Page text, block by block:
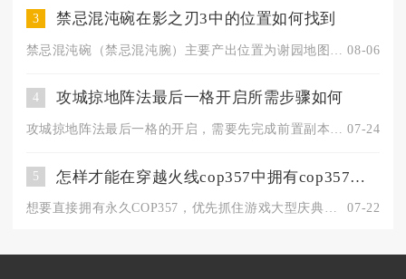
3 禁忌混沌碗在影之刃3中的位置如何找到
08-06
4 攻城掠地阵法最后一格开启所需步骤如何
07-24
5 怎样才能在穿越火线cop357中拥有cop357的永久性
想要直接拥有永久COP357，优先抓住游戏大型庆典登录福利活... 07-22